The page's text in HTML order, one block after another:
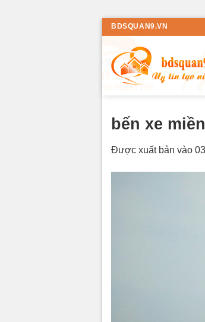
Bỏ
dung
BDSQUAN9.VN
bến xe
Được xuất bản vào